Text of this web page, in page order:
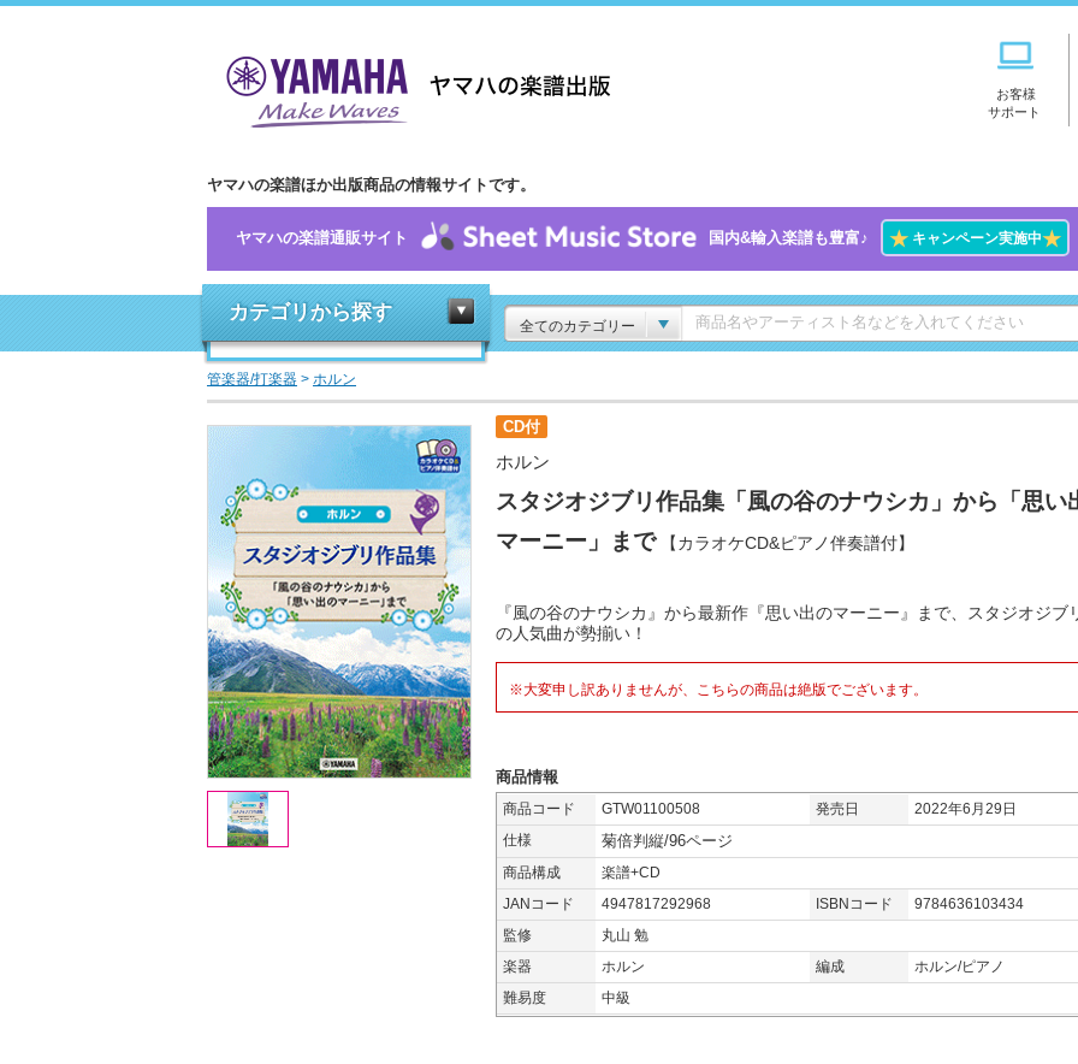
お客様
サポート
ヤマハの楽譜ほか出版商品の情報サイトです。
ヤマハの楽譜通販サイト 国内&輸入楽譜も豊富♪ ★キャンペーン実施中★
カテゴリから探す
全てのカテゴリー
管楽器/打楽器 > ホルン
CD付
ホルン
スタジオジブリ作品集「風の谷のナウシカ」から「思い
マーニー」まで【カラオケCD&ピアノ伴奏譜付】
『風の谷のナウシカ』から最新作『思い出のマーニー』まで、スタジオジブ
の人気曲が勢揃い！
※大変申し訳ありませんが、こちらの商品は絶版でございます。
商品情報
商品コード GTW01100508 発売日
2022年6月29日
仕様
菊倍判縦/96ページ
商品構成
楽譜+CD
JANコード
4947817292968 ISBNコード
9784636103434
監修
丸山 勉
楽器
ホルン 編成
ホルン/ピアノ
難易度
中級